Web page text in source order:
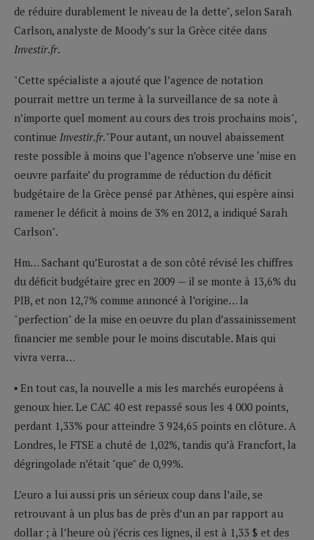
de réduire durablement le niveau de la dette", selon Sarah
Carlson, analyste de Moody’s sur la Grèce citée dans
Investir.fr.
"Cette spécialiste a ajouté que l’agence de notation
pourrait mettre un terme à la surveillance de sa note à
n’importe quel moment au cours des trois prochains mois",
continue Investir.fr."Pour autant, un nouvel abaissement
reste possible à moins que l’agence n’observe une ‘mise en
oeuvre parfaite’ du programme de réduction du déficit
budgétaire de la Grèce pensé par Athènes, qui espère ainsi
ramener le déficit à moins de 3% en 2012, a indiqué Sarah
Carlson".
Hm… Sachant qu’Eurostat a de son côté révisé les chiffres
du déficit budgétaire grec en 2009 — il se monte à 13,6% du
PIB, et non 12,7% comme annoncé à l’origine… la
"perfection" de la mise en oeuvre du plan d’assainissement
financier me semble pour le moins discutable. Mais qui
vivra verra…
▪ En tout cas, la nouvelle a mis les marchés européens à
genoux hier. Le CAC 40 est repassé sous les 4 000 points,
perdant 1,33% pour atteindre 3 924,65 points en clôture. A
Londres, le FTSE a chuté de 1,02%, tandis qu’à Francfort, la
dégringolade n’était "que" de 0,99%.
L’euro a lui aussi pris un sérieux coup dans l’aile, se
retrouvant à un plus bas de près d’un an par rapport au
dollar ; à l’heure où j’écris ces lignes, il est à 1,33 $ et des